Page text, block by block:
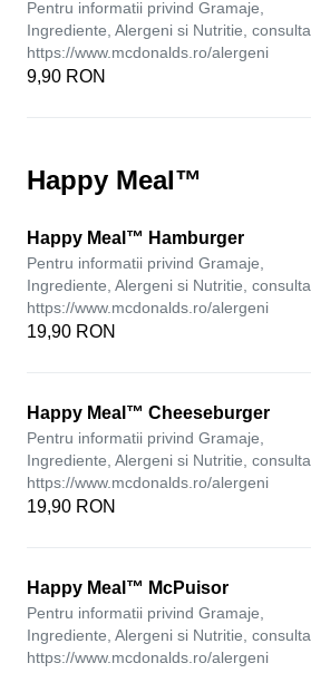
Pentru informatii privind Gramaje,
Ingrediente, Alergeni si Nutritie, consulta
https://www.mcdonalds.ro/alergeni
9,90 RON
Happy Meal™
Happy Meal™ Hamburger
Pentru informatii privind Gramaje,
Ingrediente, Alergeni si Nutritie, consulta
https://www.mcdonalds.ro/alergeni
19,90 RON
Happy Meal™ Cheeseburger
Pentru informatii privind Gramaje,
Ingrediente, Alergeni si Nutritie, consulta
https://www.mcdonalds.ro/alergeni
19,90 RON
Happy Meal™ McPuisor
Pentru informatii privind Gramaje,
Ingrediente, Alergeni si Nutritie, consulta
https://www.mcdonalds.ro/alergeni